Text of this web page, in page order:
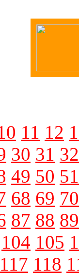
11 12
30 31 32
49 50 51
68 69 70
87 88 89
104 105
117 118